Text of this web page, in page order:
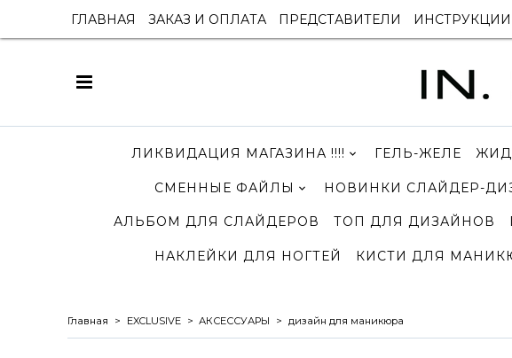
ГЛАВНАЯ ЗАКАЗ И ОПЛАТА ПРЕДСТАВИТЕЛИ ИНСТРУКЦИИ
ЛИКВИДАЦИЯ МАГАЗИНА !!!! ГЕЛЬ-ЖЕЛЕ
СМЕННЫЕ ФАЙЛЫ НОВИНКИ СЛАЙДЕР-
АЛЬБОМ ДЛЯ СЛАЙДЕРОВ ТОП ДЛЯ ДИЗАЙНОВ
НАКЛЕЙКИ ДЛЯ НОГТЕЙ КИСТИ ДЛЯ
Главная EXCLUSIVE АКСЕССУАРЫ дизайн для маникюра